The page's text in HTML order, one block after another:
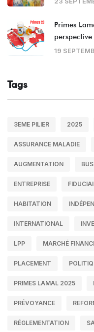
Primes
19
Tags
3EME PILIER 2025
ASSURANCE MALADIE
AUGMENTATION
ENTREPRISE
HABITATION
INTERNATIONAL
LPP MARCHÉ
PLACEMENT
PRIMES LAMAL 2025
PRÉVOYANCE
RÉGLEMENTATION